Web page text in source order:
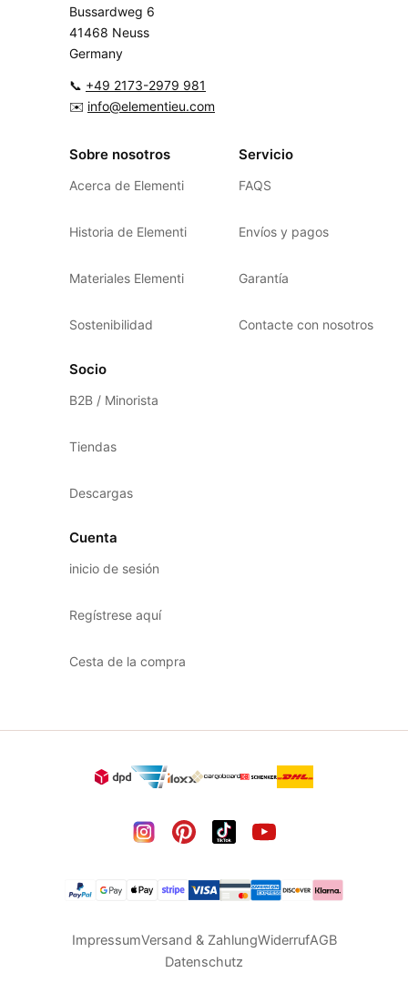
Bussardweg 6
41468 Neuss
Germany
📞 +49 2173-2979 981
✉️ info@elementieu.com
Sobre nosotros
Acerca de Elementi
Historia de Elementi
Materiales Elementi
Sostenibilidad
Servicio
FAQS
Envíos y pagos
Garantía
Contacte con nosotros
Socio
B2B / Minorista
Tiendas
Descargas
Cuenta
inicio de sesión
Regístrese aquí
Cesta de la compra
ImpressumVersand & ZahlungWiderrufAGB
Datenschutz